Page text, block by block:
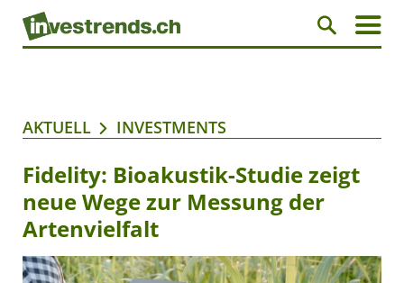
AKTUELL INVESTMENTS
Fidelity: Bioakustik-Studie zeigt
neue Wege zur Messung der
Artenvielfalt